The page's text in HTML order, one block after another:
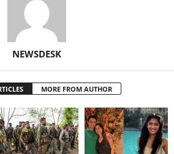
NEWSDESK
MORE FROM AUTHOR